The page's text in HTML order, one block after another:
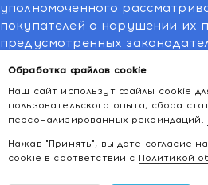
Обработка файлов cookie
Наш сайт использут файлы cookie
пользовательского опыта, сбора
персонализированных рекомндаций.
Нажав "Принять", вы дате согласие
cookie в соответствии с Политикой
уполномоченного
покупателей о нарушении их
предусмотренных
операторов),